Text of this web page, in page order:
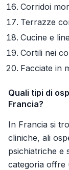
Corridoi
Terrazze
Cucine e
Cortili nei
Facciate in
Quali tipi di
Francia?
In Francia si
cliniche, ali
psichiatriche e
categoria offre